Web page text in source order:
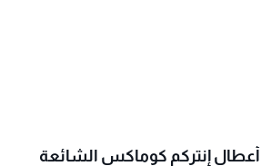
أعطال إنتركم كوماكس الشائعة